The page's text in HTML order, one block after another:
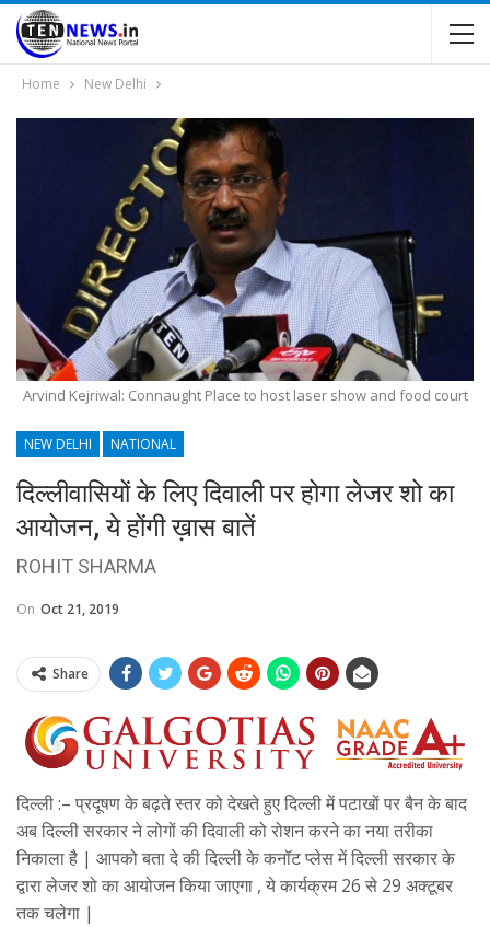
Home New Delhi
Arvind Kejriwal: Connaught Place to host laser show and food court
NEW DELHI NATIONAL
दिल्लीवासियों के लिए दिवाली पर होगा लेजर शो का
आयोजन, ये होंगी ख़ास बातें
ROHIT SHARMA
On Oct 21, 2019
Share
दिल्ली :– प्रदूषण के बढ़ते स्तर को देखते हुए दिल्ली में पटाखों पर बैन के बाद
अब दिल्ली सरकार ने लोगों की दिवाली को रोशन करने का नया तरीका
निकाला है | आपको बता दे की दिल्ली के कनॉट प्लेस में दिल्ली सरकार के
द्वारा लेजर शो का आयोजन किया जाएगा , ये कार्यक्रम 26 से 29 अक्टूबर
तक चलेगा |